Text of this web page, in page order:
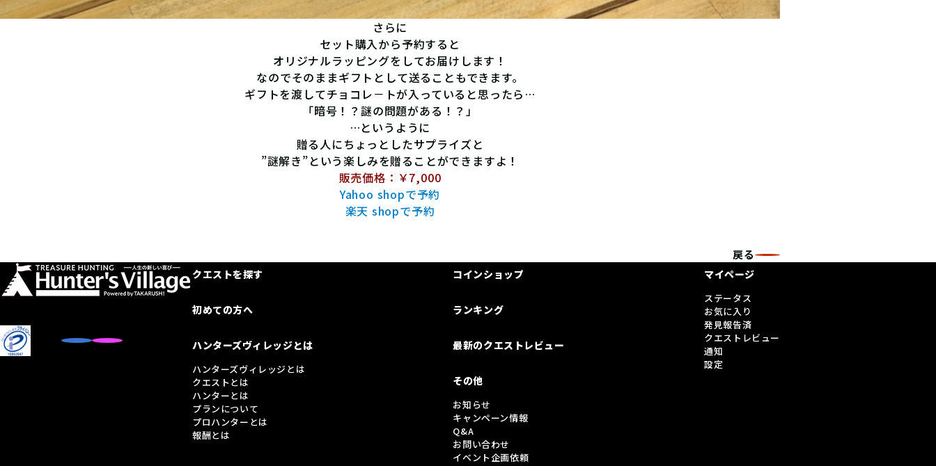
さらに
セット購入から予約すると
オリジナルラッピングをしてお届けします！
なのでそのままギフトとして送ることもできます。
ギフトを渡してチョコレ－トが入っていると思ったら…
「暗号！？謎の問題がある！？」
…というように
贈る人にちょっとしたサプライズと
”謎解き”という楽しみを贈ることができますよ！
販売価格： ￥7,000
Yahoo shopで予約
楽天 shopで予約
戻る
クエストを探す
初めての方へ
ハンターズヴィレッジとは
ハンターズヴィレッジとは
クエストとは
ハンターとは
プランについて
プロハンターとは
報酬とは
コインショップ
ランキング
最新のクエストレビュー
その他
お知らせ
キャンペーン情報
Q&A
お問い合わせ
イベント企画依頼
マイページ
ステータス
お気に入り
発見報告済
クエストレビュー
通知
設定